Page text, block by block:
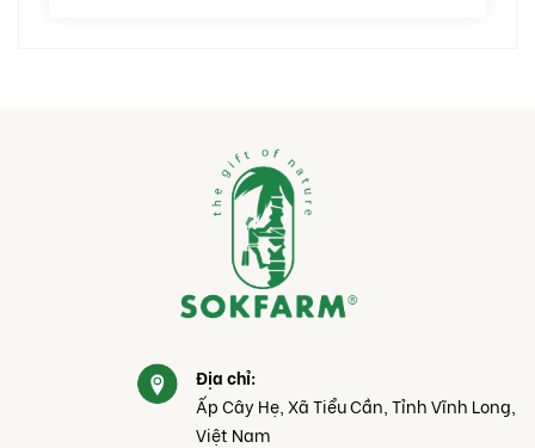
Địa chỉ:
Ấp Cây Hẹ, Xã Tiểu Cần, Tỉnh Vĩnh Long,
Việt Nam